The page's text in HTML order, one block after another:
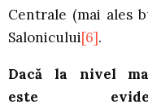
Centrale (mai ales
Salonicului[6].
Dacă la nivel
este